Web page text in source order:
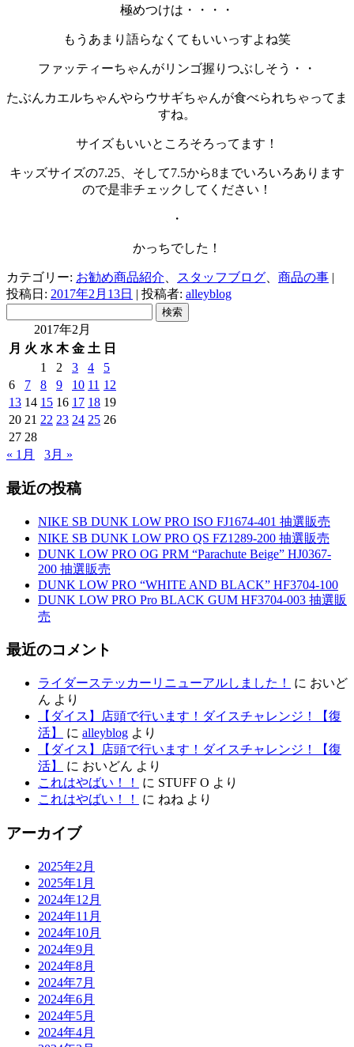
極めつけは・・・・
もうあまり語らなくてもいいっすよね笑
ファッティーちゃんがリンゴ握りつぶしそう・・
たぶんカエルちゃんやらウサギちゃんが食べられちゃってま
すね。
サイズもいいところそろってます！
キッズサイズの7.25、そして7.5から8までいろいろあります
ので是非チェックしてください！
・
かっちでした！
カテゴリー: お勧め商品紹介 スタッフブログ 商品の事 |
投稿日: 2017年2月13日 | 投稿者: alleyblog
2017年2月
月 火 水 木 金 土 日
1
2 3 4
5
6
7 8 9 10 11 12
13 14 15 16 17 18 19
20 21 22 23 24 25 26
27 28
« 1月
3月 »
最近の投稿
NIKE SB DUNK LOW PRO ISO FJ1674-401 抽選販売
NIKE SB DUNK LOW PRO QS FZ1289-200 抽選販売
DUNK LOW PRO OG PRM “Parachute Beige” HJ0367-
200 抽選販売
DUNK LOW PRO “WHITE AND BLACK” HF3704-100
DUNK LOW PRO Pro BLACK GUM HF3704-003 抽選販
売
最近のコメント
ライダーステッカーリニューアルしました！ に おいど
ん より
【ダイス】店頭で行います！ダイスチャレンジ！【復
活】
に alleyblog より
【ダイス】店頭で行います！ダイスチャレンジ！【復
活】
に おいどん より
これはやばい！！
に STUFF O より
これはやばい！！
に ねね より
アーカイブ
2025年2月
2025年1月
2024年12月
2024年11月
2024年10月
2024年9月
2024年8月
2024年7月
2024年6月
2024年5月
2024年4月